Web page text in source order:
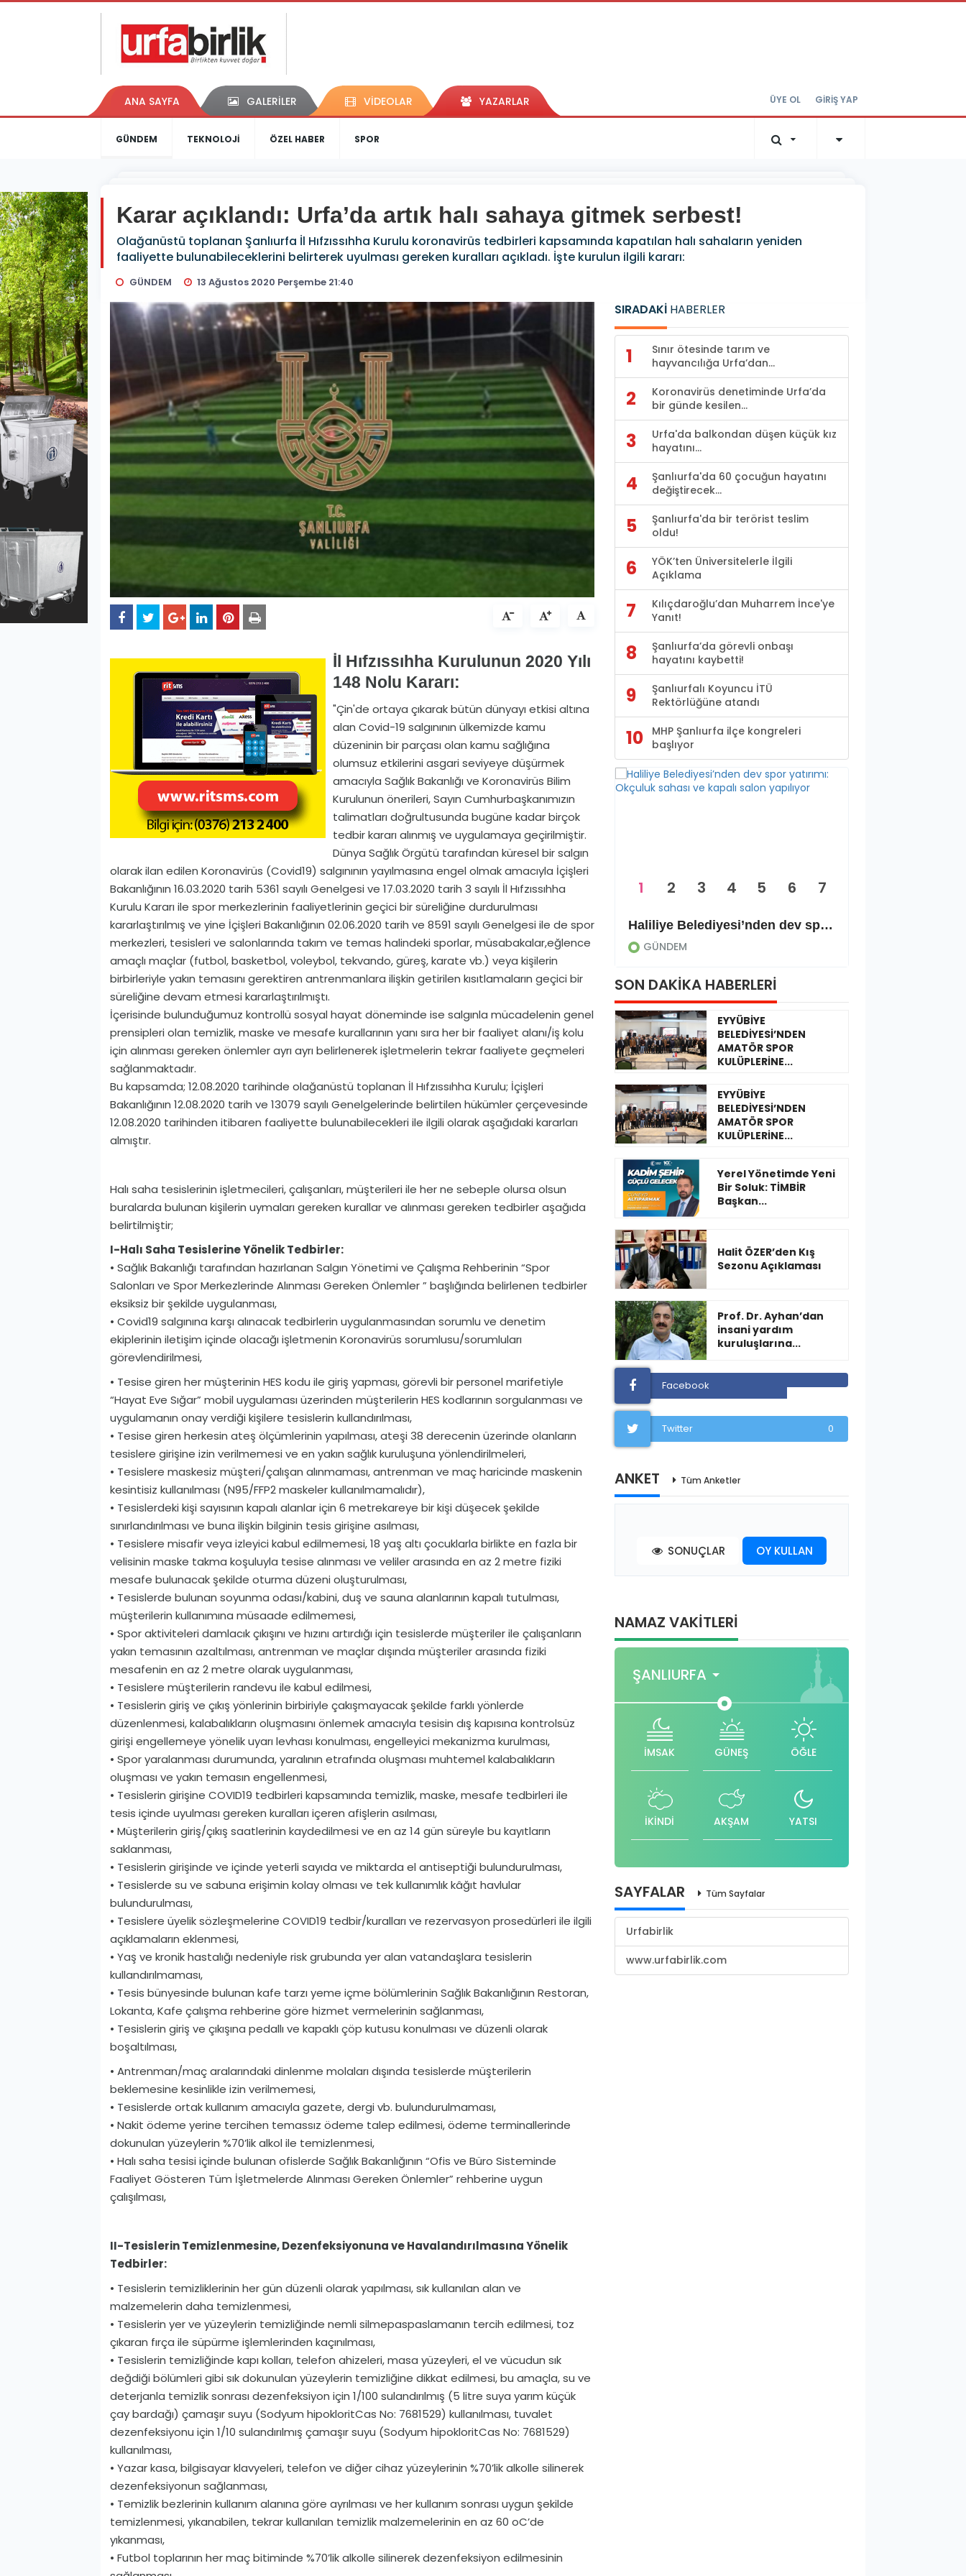
ANA SAYFA GALERİLER VİDEOLAR YAZARLAR ÜYE OL GİRİŞ YAP
GÜNDEM TEKNOLOJİ ÖZEL HABER SPOR
Karar açıklandı: Urfa’da artık halı sahaya gitmek serbest!
Olağanüstü toplanan Şanlıurfa İl Hıfzıssıhha Kurulu koronavirüs tedbirleri kapsamında kapatılan halı sahaların yeniden
faaliyette bulunabileceklerini belirterek uyulması gereken kuralları açıkladı. İşte kurulun ilgili kararı:
GÜNDEM 13 Ağustos 2020 Perşembe 21:40
İl Hıfzıssıhha Kurulunun 2020 Yılı
148 Nolu Kararı:
"Çin'de ortaya çıkarak bütün dünyayı etkisi altına
alan Covid-19 salgınının ülkemizde kamu
düzeninin bir parçası olan kamu sağlığına
olumsuz etkilerini asgari seviyeye düşürmek
amacıyla Sağlık Bakanlığı ve Koronavirüs Bilim
Kurulunun önerileri, Sayın Cumhurbaşkanımızın
talimatları doğrultusunda bugüne kadar birçok
tedbir kararı alınmış ve uygulamaya geçirilmiştir.
Dünya Sağlık Örgütü tarafından küresel bir salgın
olarak ilan edilen Koronavirüs (Covid­19) salgınının yayılmasına engel olmak amacıyla İçişleri
Bakanlığının 16.03.2020 tarih 5361 sayılı Genelgesi ve 17.03.2020 tarih 3 sayılı İl Hıfzıssıhha
Kurulu Kararı ile spor merkezlerinin faaliyetlerinin geçici bir süreliğine durdurulması
kararlaştırılmış ve yine İçişleri Bakanlığının 02.06.2020 tarih ve 8591 sayılı Genelgesi ile de spor
merkezleri, tesisleri ve salonlarında takım ve temas halindeki sporlar, müsabakalar,eğlence
amaçlı maçlar (futbol, basketbol, voleybol, tekvando, güreş, karate vb.) veya kişilerin
birbirleriyle yakın temasını gerektiren antrenmanlara ilişkin getirilen kısıtlamaların geçici bir
süreliğine devam etmesi kararlaştırılmıştı.
İçerisinde bulunduğumuz kontrollü sosyal hayat döneminde ise salgınla mücadelenin genel
prensipleri olan temizlik, maske ve mesafe kurallarının yanı sıra her bir faaliyet alanı/iş kolu
için alınması gereken önlemler ayrı ayrı belirlenerek işletmelerin tekrar faaliyete geçmeleri
sağlanmaktadır.
Bu kapsamda; 12.08.2020 tarihinde olağanüstü toplanan İl Hıfzıssıhha Kurulu; İçişleri
Bakanlığının 12.08.2020 tarih ve 13079 sayılı Genelgelerinde belirtilen hükümler çerçevesinde
12.08.2020 tarihinden itibaren faaliyette bulunabilecekleri ile ilgili olarak aşağıdaki kararları
almıştır.
Halı saha tesislerinin işletmecileri, çalışanları, müşterileri ile her ne sebeple olursa olsun
buralarda bulunan kişilerin uymaları gereken kurallar ve alınması gereken tedbirler aşağıda
belirtilmiştir;
I­-Halı Saha Tesislerine Yönelik Tedbirler:
• Sağlık Bakanlığı tarafından hazırlanan Salgın Yönetimi ve Çalışma Rehberinin “Spor
Salonları ve Spor Merkezlerinde Alınması Gereken Önlemler ” başlığında belirlenen tedbirler
eksiksiz bir şekilde uygulanması,
• Covid­19 salgınına karşı alınacak tedbirlerin uygulanmasından sorumlu ve denetim
ekiplerinin iletişim içinde olacağı işletmenin Koronavirüs sorumlusu/sorumluları
görevlendirilmesi,
• Tesise giren her müşterinin HES kodu ile giriş yapması, görevli bir personel marifetiyle
“Hayat Eve Sığar” mobil uygulaması üzerinden müşterilerin HES kodlarının sorgulanması ve
uygulamanın onay verdiği kişilere tesislerin kullandırılması,
• Tesise giren herkesin ateş ölçümlerinin yapılması, ateşi 38 derecenin üzerinde olanların
tesislere girişine izin verilmemesi ve en yakın sağlık kuruluşuna yönlendirilmeleri,
• Tesislere maskesiz müşteri/çalışan alınmaması, antrenman ve maç haricinde maskenin
kesintisiz kullanılması (N95/FFP2 maskeler kullanılmamalıdır),
• Tesislerdeki kişi sayısının kapalı alanlar için 6 metrekareye bir kişi düşecek şekilde
sınırlandırılması ve buna ilişkin bilginin tesis girişine asılması,
• Tesislere misafir veya izleyici kabul edilmemesi, 18 yaş altı çocuklarla birlikte en fazla bir
velisinin maske takma koşuluyla tesise alınması ve veliler arasında en az 2 metre fiziki
mesafe bulunacak şekilde oturma düzeni oluşturulması,
• Tesislerde bulunan soyunma odası/kabini, duş ve sauna alanlarının kapalı tutulması,
müşterilerin kullanımına müsaade edilmemesi,
• Spor aktiviteleri damlacık çıkışını ve hızını artırdığı için tesislerde müşteriler ile çalışanların
yakın temasının azaltılması, antrenman ve maçlar dışında müşteriler arasında fiziki
mesafenin en az 2 metre olarak uygulanması,
• Tesislere müşterilerin randevu ile kabul edilmesi,
• Tesislerin giriş ve çıkış yönlerinin birbiriyle çakışmayacak şekilde farklı yönlerde
düzenlenmesi, kalabalıkların oluşmasını önlemek amacıyla tesisin dış kapısına kontrolsüz
girişi engellemeye yönelik uyarı levhası konulması, engelleyici mekanizma kurulması,
• Spor yaralanması durumunda, yaralının etrafında oluşması muhtemel kalabalıkların
oluşması ve yakın temasın engellenmesi,
• Tesislerin girişine COVID­19 tedbirleri kapsamında temizlik, maske, mesafe tedbirleri ile
tesis içinde uyulması gereken kuralları içeren afişlerin asılması,
• Müşterilerin giriş/çıkış saatlerinin kaydedilmesi ve en az 14 gün süreyle bu kayıtların
saklanması,
• Tesislerin girişinde ve içinde yeterli sayıda ve miktarda el antiseptiği bulundurulması,
• Tesislerde su ve sabuna erişimin kolay olması ve tek kullanımlık kâğıt havlular
bulundurulması,
• Tesislere üyelik sözleşmelerine COVID­19 tedbir/kuralları ve rezervasyon prosedürleri ile ilgili
açıklamaların eklenmesi,
• Yaş ve kronik hastalığı nedeniyle risk grubunda yer alan vatandaşlara tesislerin
kullandırılmaması,
• Tesis bünyesinde bulunan kafe tarzı yeme içme bölümlerinin Sağlık Bakanlığının Restoran,
Lokanta, Kafe çalışma rehberine göre hizmet vermelerinin sağlanması,
• Tesislerin giriş ve çıkışına pedallı ve kapaklı çöp kutusu konulması ve düzenli olarak
boşaltılması,
• Antrenman/maç aralarındaki dinlenme molaları dışında tesislerde müşterilerin
beklemesine kesinlikle izin verilmemesi,
• Tesislerde ortak kullanım amacıyla gazete, dergi vb. bulundurulmaması,
• Nakit ödeme yerine tercihen temassız ödeme talep edilmesi, ödeme terminallerinde
dokunulan yüzeylerin %70’lik alkol ile temizlenmesi,
• Halı saha tesisi içinde bulunan ofislerde Sağlık Bakanlığının “Ofis ve Büro Sisteminde
Faaliyet Gösteren Tüm İşletmelerde Alınması Gereken Önlemler” rehberine uygun
çalışılması,
II­-Tesislerin Temizlenmesine, Dezenfeksiyonuna ve Havalandırılmasına Yönelik
Tedbirler:
• Tesislerin temizliklerinin her gün düzenli olarak yapılması, sık kullanılan alan ve
malzemelerin daha temizlenmesi,
• Tesislerin yer ve yüzeylerin temizliğinde nemli silme­paspaslamanın tercih edilmesi, toz
çıkaran fırça ile süpürme işlemlerinden kaçınılması,
• Tesislerin temizliğinde kapı kolları, telefon ahizeleri, masa yüzeyleri, el ve vücudun sık
değdiği bölümleri gibi sık dokunulan yüzeylerin temizliğine dikkat edilmesi, bu amaçla, su ve
deterjanla temizlik sonrası dezenfeksiyon için 1/100 sulandırılmış (5 litre suya yarım küçük
çay bardağı) çamaşır suyu (Sodyum hipokloritCas No: 7681­52­9) kullanılması, tuvalet
dezenfeksiyonu için 1/10 sulandırılmış çamaşır suyu (Sodyum hipokloritCas No: 7681­52­9)
kullanılması,
• Yazar kasa, bilgisayar klavyeleri, telefon ve diğer cihaz yüzeylerinin %70’lik alkolle silinerek
dezenfeksiyonun sağlanması,
• Temizlik bezlerinin kullanım alanına göre ayrılması ve her kullanım sonrası uygun şekilde
temizlenmesi, yıkanabilen, tekrar kullanılan temizlik malzemelerinin en az 60 oC’de
yıkanması,
• Futbol toplarının her maç bitiminde %70’lik alkolle silinerek dezenfeksiyon edilmesinin
SIRADAKİ HABERLER
1
Sınır ötesinde tarım ve
hayvancılığa Urfa’dan...
2
Koronavirüs denetiminde Urfa’da
bir günde kesilen...
3
Urfa'da balkondan düşen küçük kız
hayatını...
4
Şanlıurfa'da 60 çocuğun hayatını
değiştirecek...
5
Şanlıurfa'da bir terörist teslim
oldu!
6
YÖK’ten Üniversitelerle İlgili
Açıklama
7
Kılıçdaroğlu’dan Muharrem İnce'ye
Yanıt!
8
Şanlıurfa’da görevli onbaşı
hayatını kaybetti!
9
Şanlıurfalı Koyuncu İTÜ
Rektörlüğüne atandı
10
MHP Şanlıurfa ilçe kongreleri
başlıyor
Eyyübiye Kırsalında Yapılmamış Yol Kalmayacak
GÜNDEM
Haliliye Belediyesi’nden dev spor yatırımı: Okçuluk sahası ve kapalı salon yapılıyor
GÜNDEM
1 2 3 4 5 6 7
SON DAKİKA HABERLERİ
EYYÜBİYE
BELEDİYESİ’NDEN
AMATÖR SPOR
KULÜPLERİNE...
EYYÜBİYE
BELEDİYESİ’NDEN
AMATÖR SPOR
KULÜPLERİNE...
Yerel Yönetimde Yeni
Bir Soluk: TİMBİR
Başkan...
Halit ÖZER’den Kış
Sezonu Açıklaması
Prof. Dr. Ayhan’dan
insani yardım
kuruluşlarına...
Facebook
Twitter 0
ANKET Tüm Anketler
SONUÇLAR OY KULLAN
NAMAZ VAKİTLERİ
ŞANLIURFA
İMSAK GÜNEŞ ÖĞLE
İKİNDİ AKŞAM YATSI
SAYFALAR Tüm Sayfalar
Urfabirlik
www.urfabirlik.com